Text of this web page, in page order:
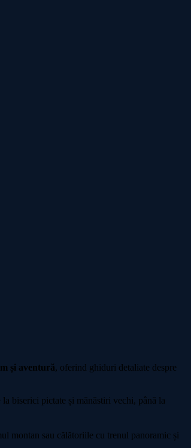
și aventură, oferind ghiduri detaliate despre
la biserici pictate și mănăstiri vechi, până la
montan sau călătoriile cu trenul panoramic și